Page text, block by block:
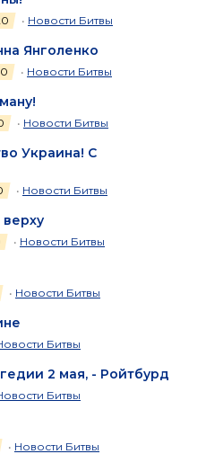
• Новости Битвы
Янголенко
• Новости Битвы
• Новости Битвы
Украина! С
• Новости Битвы
• Новости Битвы
• Новости Битвы
Битвы
2 мая, - Ройтбурд
Битвы
• Новости Битвы